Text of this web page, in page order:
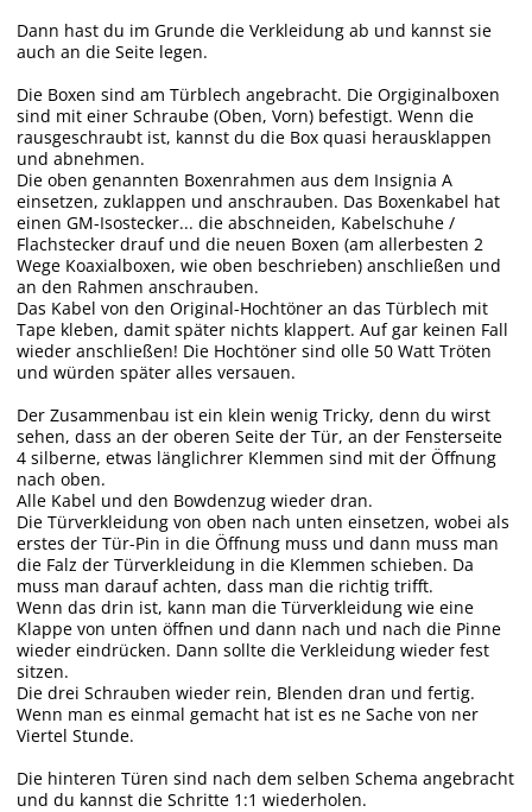
Dann hast du im Grunde die Verkleidung ab und kannst sie
auch an die Seite legen.
Die Boxen sind am Türblech angebracht. Die Orgiginalboxen
sind mit einer Schraube (Oben, Vorn) befestigt. Wenn die
rausgeschraubt ist, kannst du die Box quasi herausklappen
und abnehmen.
Die oben genannten Boxenrahmen aus dem Insignia A
einsetzen, zuklappen und anschrauben. Das Boxenkabel hat
einen GM-Isostecker... die abschneiden, Kabelschuhe /
Flachstecker drauf und die neuen Boxen (am allerbesten 2
Wege Koaxialboxen, wie oben beschrieben) anschließen und
an den Rahmen anschrauben.
Das Kabel von den Original-Hochtöner an das Türblech mit
Tape kleben, damit später nichts klappert. Auf gar keinen Fall
wieder anschließen! Die Hochtöner sind olle 50 Watt Tröten
und würden später alles versauen.
Der Zusammenbau ist ein klein wenig Tricky, denn du wirst
sehen, dass an der oberen Seite der Tür, an der Fensterseite
4 silberne, etwas länglichrer Klemmen sind mit der Öffnung
nach oben.
Alle Kabel und den Bowdenzug wieder dran.
Die Türverkleidung von oben nach unten einsetzen, wobei als
erstes der Tür-Pin in die Öffnung muss und dann muss man
die Falz der Türverkleidung in die Klemmen schieben. Da
muss man darauf achten, dass man die richtig trifft.
Wenn das drin ist, kann man die Türverkleidung wie eine
Klappe von unten öffnen und dann nach und nach die Pinne
wieder eindrücken. Dann sollte die Verkleidung wieder fest
sitzen.
Die drei Schrauben wieder rein, Blenden dran und fertig.
Wenn man es einmal gemacht hat ist es ne Sache von ner
Viertel Stunde.
Die hinteren Türen sind nach dem selben Schema angebracht
und du kannst die Schritte 1:1 wiederholen.